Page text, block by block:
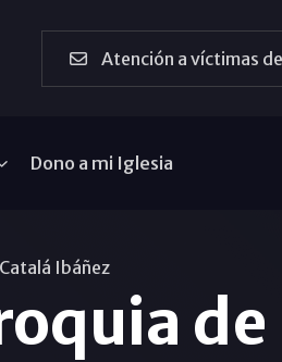
Atención a víctimas
Dono a mi Iglesia
Ibáñez
de